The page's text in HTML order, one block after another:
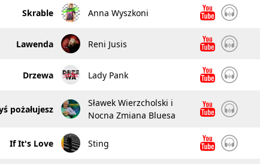
Skrable Anna Wyszkoni
Lawenda Reni Jusis
Drzewa Lady Pank
pożałujesz
Sławek Wierzcholski i
Nocna Zmiana Bluesa
If It's Love Sting